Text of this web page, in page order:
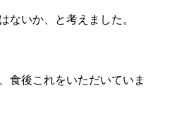
ないか、と考えました。
食後これをいただいていま